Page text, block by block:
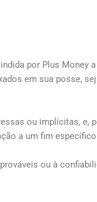
por Plus Money
em sua posse,
ou implícitas, e,
a um fim
​​ou à